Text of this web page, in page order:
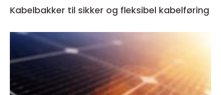
Kabelbakker til sikker og fleksibel kabelføring